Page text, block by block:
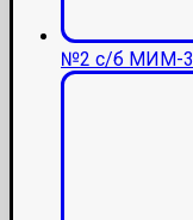
№2 с/б МИМ-